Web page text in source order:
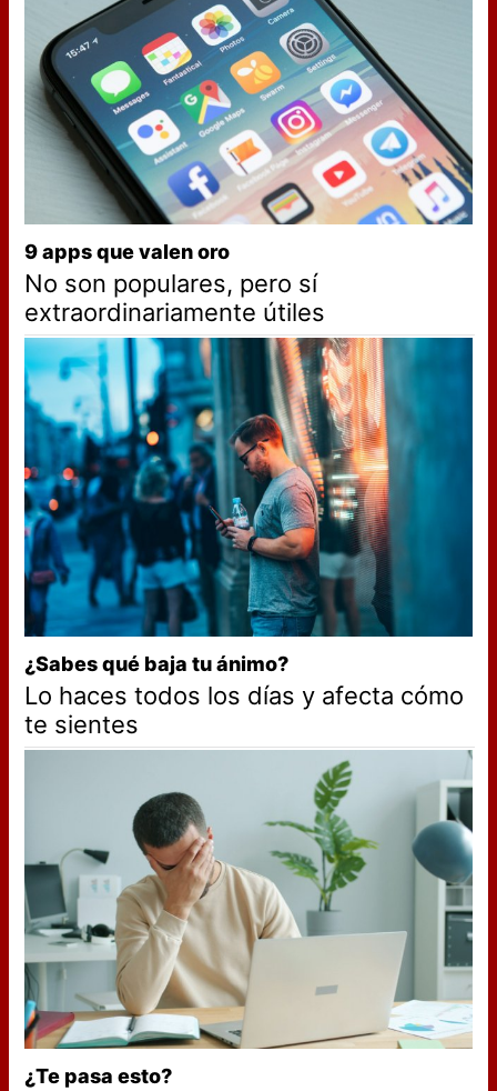
9 apps que valen oro
No son populares, pero sí
extraordinariamente útiles
¿Sabes qué baja tu ánimo?
Lo haces todos los días y afecta cómo
te sientes
¿Te pasa esto?